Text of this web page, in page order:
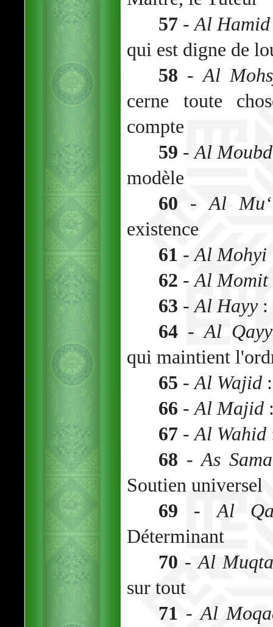
57 - Al Hamid
qui est digne de
58 - Al
cerne toute
compte
59 - Al
modèle
60 - Al
existence
61 - Al Mohyi
62 -Al Momit
63 - Al Hayy:
64 -Al
qui maintient
65 - Al Wajid
66 - Al Majid
67 - Al Wahid
68 -As
Soutien universel
69 - Al
Déterminant
70 - Al
sur tout
71 -Al